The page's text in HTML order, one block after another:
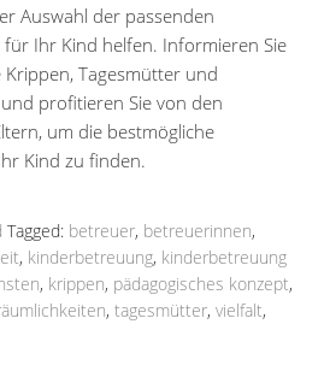
Auswahl der passenden
Ihr Kind helfen. Informieren Sie
Tagesmütter und
profitieren Sie von den
um die bestmögliche
Kind zu finden.
Tagged: betreuer, betreuerinnen,
, kinderbetreuung, kinderbetreuung
, krippen, pädagogisches konzept,
, tagesmütter, vielfalt,